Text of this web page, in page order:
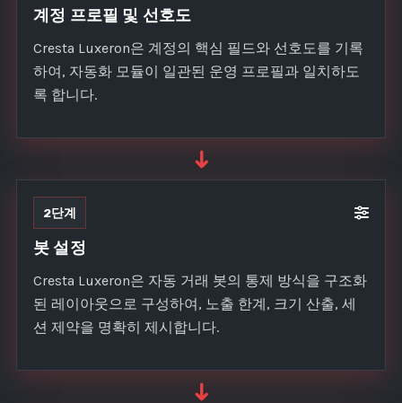
계정 프로필 및 선호도
Cresta Luxeron은 계정의 핵심 필드와 선호도를 기록
하여, 자동화 모듈이 일관된 운영 프로필과 일치하도
록 합니다.
➜
2단계
봇 설정
Cresta Luxeron은 자동 거래 봇의 통제 방식을 구조화
된 레이아웃으로 구성하여, 노출 한계, 크기 산출, 세
션 제약을 명확히 제시합니다.
➜